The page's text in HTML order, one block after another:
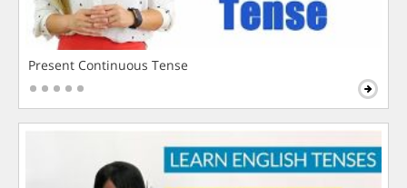
Present Continuous Tense